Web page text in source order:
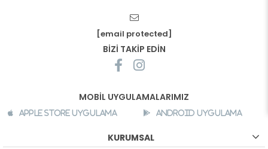
[email protected]
BİZİ TAKİP EDİN
MOBİL UYGULAMALARIMIZ
Apple Store Uygulama Android Uygulama
KURUMSAL